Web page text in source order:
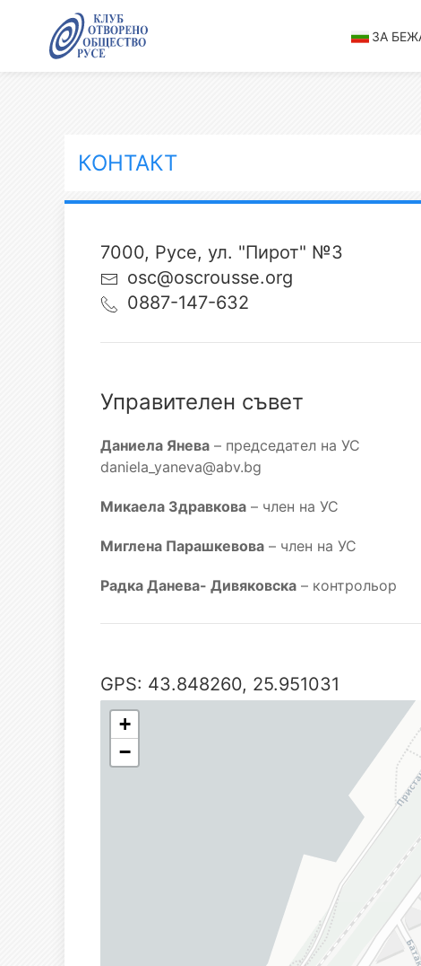
ЗА
КОНТАКТ
7000, Русе, ул. "Пирот" №3
osc@oscrousse.org
0887-147-632
Управителен съвет
Даниела Янева – председател на УС
daniela_yaneva@abv.bg
Микаела Здравкова – член на УС
Миглена Парашкевова – член на УС
Радка Данева- Дивяковска – контрольор
GPS: 43.848260, 25.951031
+
−